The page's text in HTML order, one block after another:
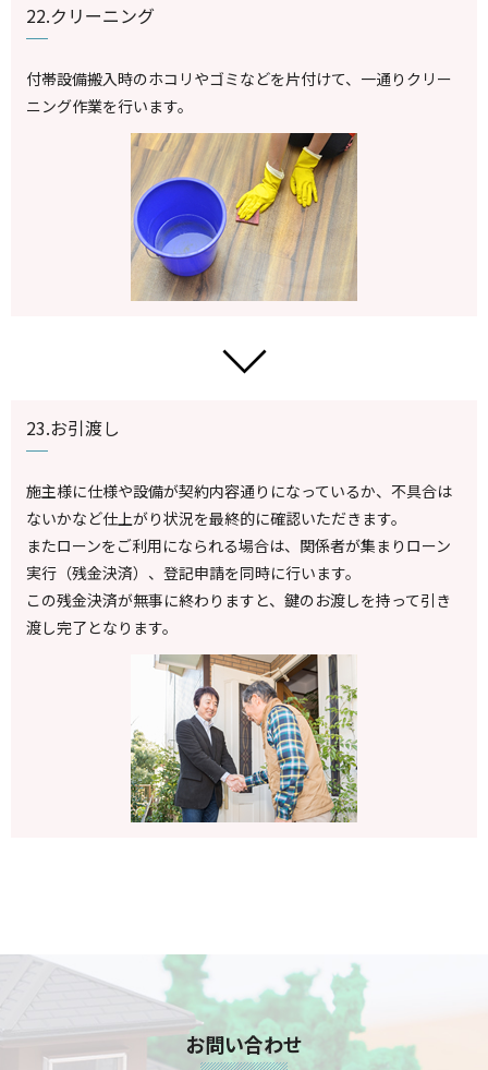
22.クリーニング
付帯設備搬入時のホコリやゴミなどを片付けて、一通りクリー
ニング作業を行います。
23.お引渡し
施主様に仕様や設備が契約内容通りになっているか、不具合は
ないかなど仕上がり状況を最終的に確認いただきます。
またローンをご利用になられる場合は、関係者が集まりローン
実行（残金決済）、登記申請を同時に行います。
この残金決済が無事に終わりますと、鍵のお渡しを持って引き
渡し完了となります。
お問い合わせ